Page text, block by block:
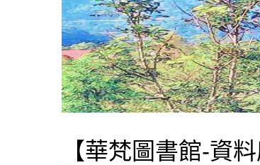
【華梵圖書館-資